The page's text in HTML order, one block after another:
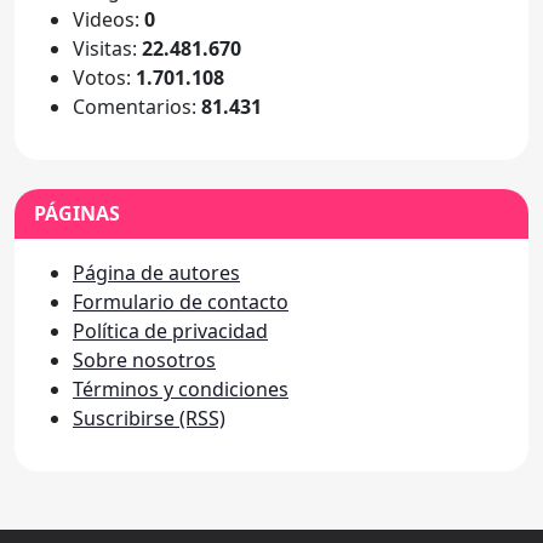
Videos: 0
Visitas: 22.481.670
Votos: 1.701.108
Comentarios: 81.431
PÁGINAS
Página de autores
Formulario de contacto
Política de privacidad
Sobre nosotros
Términos y condiciones
Suscribirse (RSS)